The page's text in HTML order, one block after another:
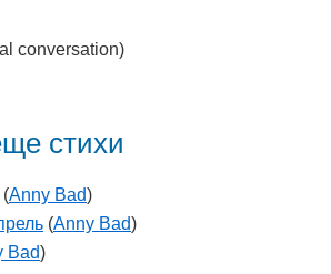
conversation)
стихи
(Anny Bad)
(Anny Bad)
Bad)